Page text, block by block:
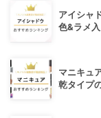
アイシャ
色&ラメ
マニキュ
乾タイプ